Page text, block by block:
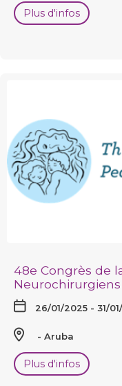
Plus d'infos
48e Congrès de
Neurochirurgiens
26/01/2025 - 31/
Aruba
Plus d'infos